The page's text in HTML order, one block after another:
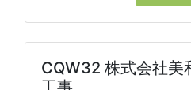
CQW32 株式会社美